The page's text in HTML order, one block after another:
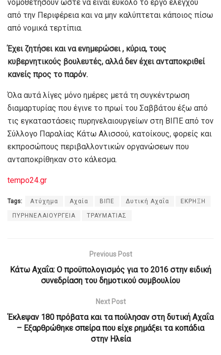
νομοθετήσουν ώστε να είναι εύκολο το έργο ελέγχου
από την Περιφέρεια και να μην καλύπτεται κάποιος πίσω
από νομικά τερτίπια.
Έχει ζητήσει και να ενημερώσει , κύρια, τους
κυβερνητικούς βουλευτές, αλλά δεν έχει ανταποκριθεί
κανείς προς το παρόν.
Όλα αυτά λίγες μόνο ημέρες μετά τη συγκέντρωση
διαμαρτυρίας που έγινε το πρωί του Σαββάτου έξω από
τις εγκαταστάσεις πυρηνελαιουργείων στη ΒΙΠΕ από τον
Σύλλογο Παραλίας Κάτω Αλισσού, κατοίκους, φορείς και
εκπροσώπους περιβαλλοντικών οργανώσεων που
ανταποκρίθηκαν στο κάλεσμα.
tempo24.gr
Tags: Ατύχημα Αχαία ΒΙΠΕ Δυτική Αχαΐα ΕΚΡΗΞΗ
ΠΥΡΗΝΕΛΑΙΟΥΡΓΕΙΑ ΤΡΑΥΜΑΤΙΑΣ
Previous Post
Κάτω Αχαΐα: Ο προϋπολογισμός για το 2016 στην ειδική
συνεδρίαση του δημοτικού συμβουλίου
Next Post
Έκλεψαν 180 πρόβατα και τα πούλησαν στη δυτική Αχαΐα
– Εξαρθρώθηκε σπείρα που είχε ρημάξει τα κοπάδια
στην Ηλεία